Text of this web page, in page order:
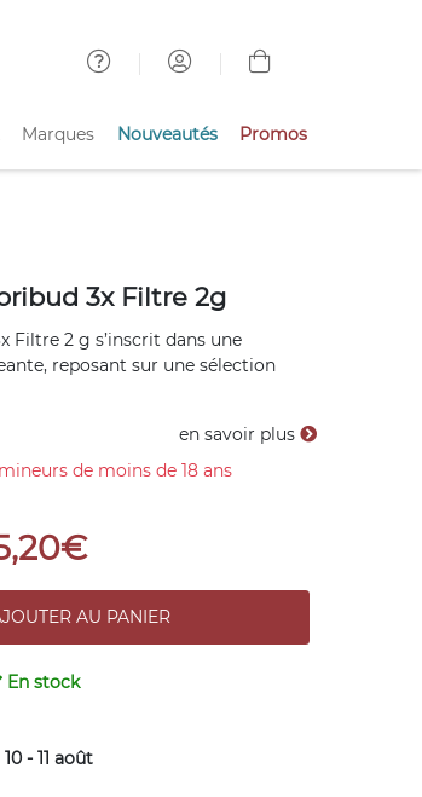
Marques Nouveautés Promos
3x Filtre 2g
Filtre 2 g s’inscrit dans une
reposant sur une sélection
en savoir plus
de moins de 18 ans
En stock
10 - 11 août